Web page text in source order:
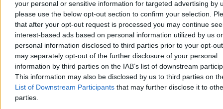
your personal or sensitive information for targeted advertising by
please use the below opt-out section to confirm your selection.
that after your opt-out request is processed you may continue
interest-based ads based on personal information utilized by us or
personal information disclosed to third parties prior to your opt-
may separately opt-out of the further disclosure of your personal
information by third parties on the IAB’s list of downstream
This information may also be disclosed by us to third parties on
List of Downstream Participants that may further disclose it to
parties.
straty od prawie 40 lat
13:26Akt oskarżenia Sutryka. Media: Za to odpowie prezydent
Wrocławia
13:23Warszawa dokonała pierwszej transkrypcji małżeństwa
jednopłciowego
13:21Minister finansów zadowolony z wyniku Polski. „Najwyższe
tempo”
13:20Parkowanie w centrum dużych miast stało się darmowe. Czy
to czas na zmiany?
13:19Zmiana w egzaminie na prawo jazdy. Minister podał datę
12:20Żurek straszył Nawrockiego Trybunałem Stanu. „Stał się
memem”